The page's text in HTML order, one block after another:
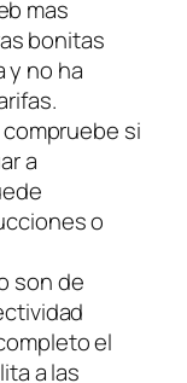
mas
bonitas
y no ha
si
a
o
son de
el
a las